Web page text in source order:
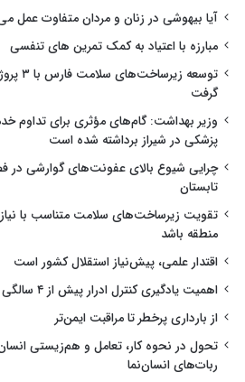
آیا بیهوشی در زنان و مردان متفاوت عمل
مبارزه با اعتیاد به کمک تمرین های تنفسی
توسعه
گرفت
وزیر بهداشت: گام‌های مؤثری برای تداوم
پزشکی در شیراز برداشته شده است
چرایی شیوع بالای عفونت‌های گوارشی در
تابستان
تقویت زیرساخت‌های سلامت متناسب با
منطقه باشد
اقتدار علمی، پیش‌نیاز استقلال کشور است
اهمیت یادگیری کنترل ادرار پیش از ۴ سالگی
از بارداری پرخطر تا مراقبت ایمن‌تر
تحول در نحوه کار، تعامل و هم‌زیستی
ربات‌های انسان‌نما